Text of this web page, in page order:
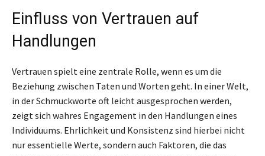
Einfluss von Vertrauen auf
Handlungen
Vertrauen spielt eine zentrale Rolle, wenn es um die
Beziehung zwischen Taten und Worten geht. In einer Welt,
in der Schmuckworte oft leicht ausgesprochen werden,
zeigt sich wahres Engagement in den Handlungen eines
Individuums. Ehrlichkeit und Konsistenz sind hierbei nicht
nur essentielle Werte, sondern auch Faktoren, die das